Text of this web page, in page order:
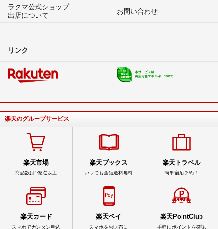
ラクマ公式ショップ
出店について
お問い合わせ
リンク
楽天のグループサービス
楽天市場
商品数は1億点以上
楽天ブックス
いつでも全品送料無料
楽天トラベル
簡単宿泊予約！
楽天カード
スマホでカンタン申込
楽天ペイ
スマホをお財布に
楽天PointClub
手軽にポイントを確認